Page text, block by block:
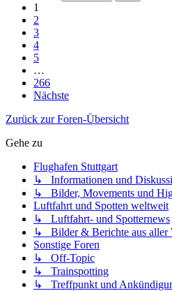
1
2
3
4
5
…
266
Nächste
Zurück zur Foren-Übersicht
Gehe zu
Flughafen Stuttgart
↳ Informationen und
↳ Bilder, Movements und
Luftfahrt und Spotten weltweit
↳ Luftfahrt- und Spotternews
↳ Bilder & Berichte aus aller
Sonstige Foren
↳ Off-Topic
↳ Trainspotting
↳ Treffpunkt und